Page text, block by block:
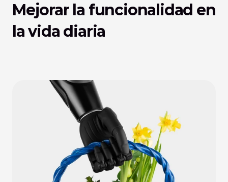
Mejorar la funcionalidad en
la vida diaria